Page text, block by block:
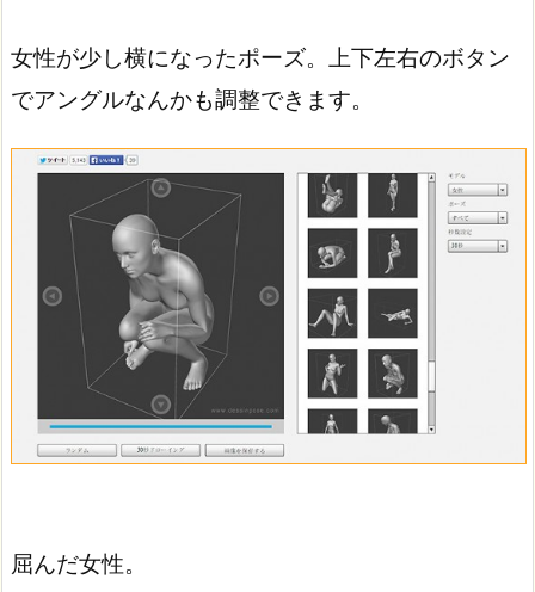
女性が少し横になったポーズ。上下左右のボタン
でアングルなんかも調整できます。
屈んだ女性。